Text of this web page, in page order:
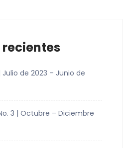
Julio de 2023 – Junio de
3 | Octubre – Diciembre